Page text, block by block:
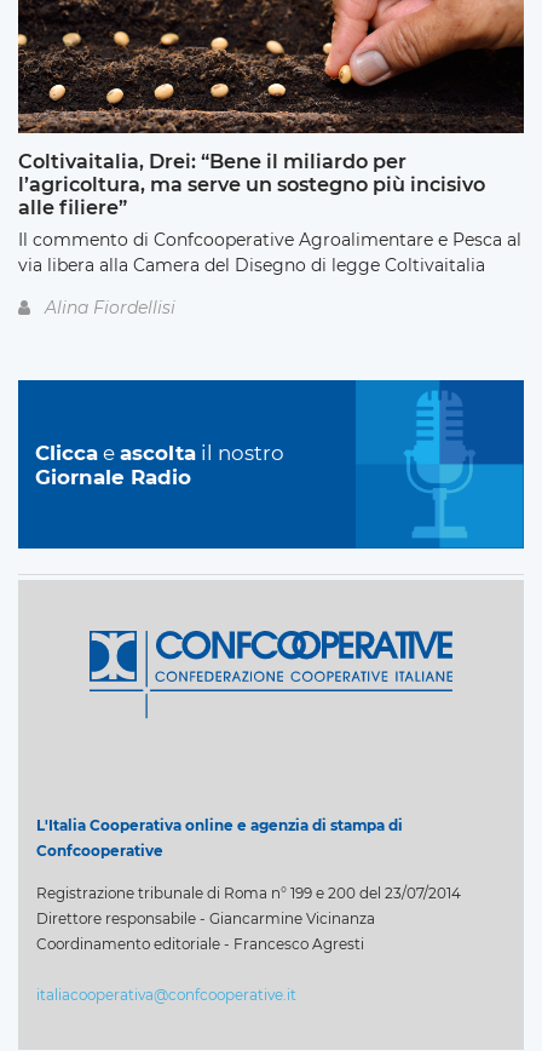
Coltivaitalia, Drei: “Bene il miliardo per
l’agricoltura, ma serve un sostegno più incisivo
alle filiere”
Il commento di Confcooperative Agroalimentare e Pesca al
via libera alla Camera del Disegno di legge Coltivaitalia
Alina Fiordellisi
Clicca e ascolta il nostro
Giornale Radio
L'Italia Cooperativa online e agenzia di stampa di
Confcooperative
Registrazione tribunale di Roma n° 199 e 200 del 23/07/2014
Direttore responsabile - Giancarmine Vicinanza
Coordinamento editoriale - Francesco Agresti
italiacooperativa@confcooperative.it